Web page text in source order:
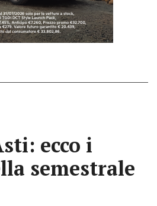
ecco i
semestrale